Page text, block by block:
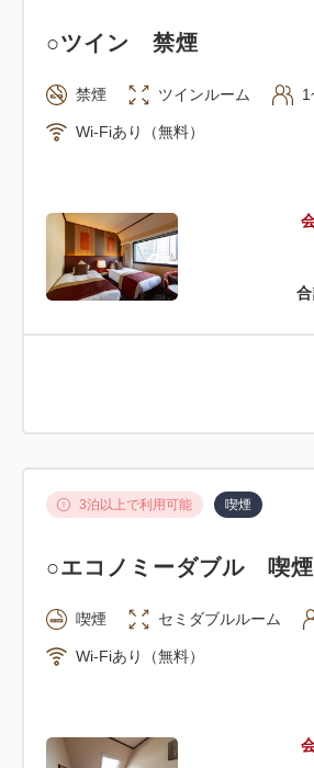
○ツイン 禁煙
禁煙 ツインルーム
Wi-Fiあり（無料）
3泊以上で利用可能 喫煙
○エコノミーダブル 喫煙
喫煙 セミダブルルーム
Wi-Fiあり（無料）